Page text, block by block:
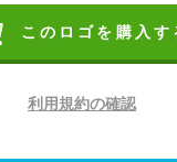
このロゴを購入す
利用規約の確認